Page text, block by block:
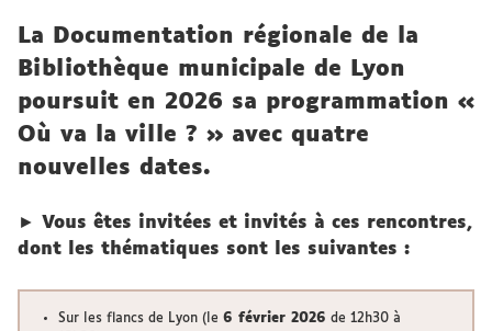
La Documentation régionale de la
Bibliothèque municipale de Lyon
poursuit en 2026 sa programmation «
Où va la ville ? » avec quatre
nouvelles dates.
► Vous êtes invitées et invités à ces rencontres,
dont les thématiques sont les suivantes :
Sur les flancs de Lyon (le6 février 2026 de 12h30 à